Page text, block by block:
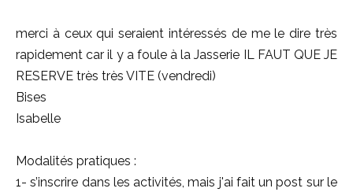
merci à ceux qui seraient intéressés de me le dire très
rapidement car il y a foule à la Jasserie IL FAUT QUE JE
RESERVE très très VITE (vendredi)
Bises
Isabelle
Modalités pratiques :
1- s’inscrire dans les activités, mais j'ai fait un post sur le